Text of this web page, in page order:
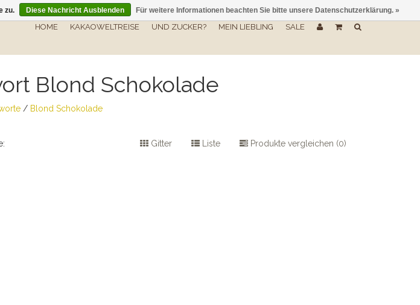
HOME KAKAOWELTREISE UND ZUCKER? MEIN LIEBLING SALE
Blond Schokolade
/ Blond Schokolade
Gitter Liste Produkte vergleichen (0)
zu. Diese Nachricht Ausblenden Für weitere Informationen beachten Sie bitte unsere Datenschutzerklärung. »